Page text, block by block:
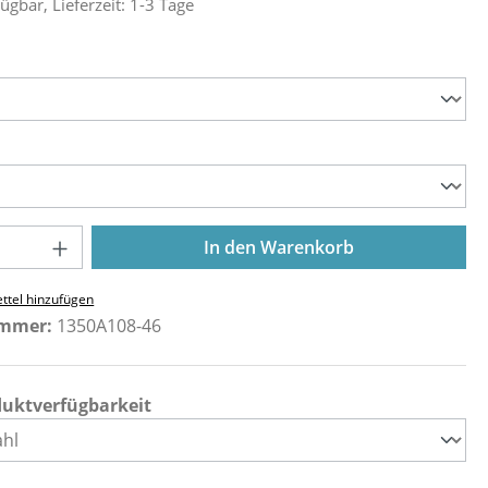
Anzahl: Gib den gewünschten Wert
In den Warenkorb
hinzufügen
1350A108-46